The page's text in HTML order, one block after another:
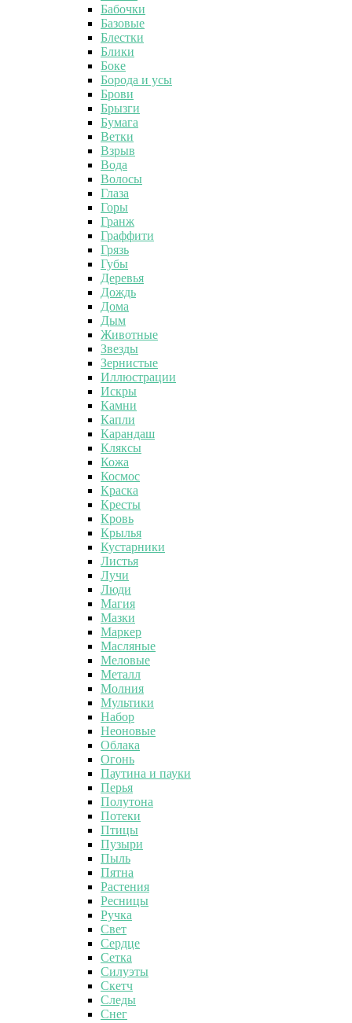
Бабочки
Базовые
Блестки
Блики
Боке
Борода и усы
Брови
Брызги
Бумага
Ветки
Взрыв
Вода
Волосы
Глаза
Горы
Гранж
Граффити
Грязь
Губы
Деревья
Дождь
Дома
Дым
Животные
Звезды
Зернистые
Иллюстрации
Искры
Камни
Капли
Карандаш
Кляксы
Кожа
Космос
Краска
Кресты
Кровь
Крылья
Кустарники
Листья
Лучи
Люди
Магия
Мазки
Маркер
Масляные
Меловые
Металл
Молния
Мультики
Набор
Неоновые
Облака
Огонь
Паутина и пауки
Перья
Полутона
Потеки
Птицы
Пузыри
Пыль
Пятна
Растения
Ресницы
Ручка
Свет
Сердце
Сетка
Силуэты
Скетч
Следы
Снег